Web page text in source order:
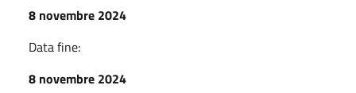
8 novembre 2024
Data fine:
8 novembre 2024